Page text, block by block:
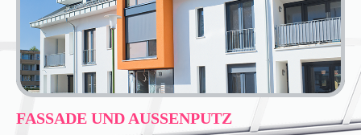
FASSADE UND AUSSENPUTZ